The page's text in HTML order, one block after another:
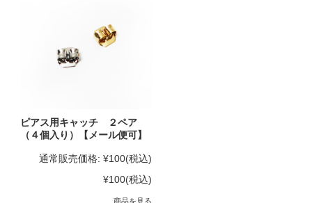
ピアス用キャッチ ２ペア
（４個入り）【メール便可】
通常販売価格: ¥100(税込)
¥100(税込)
商品を見る